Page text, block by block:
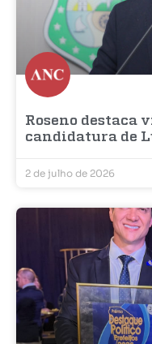
Roseno destaca
candidatura de
2 de julho de 2026